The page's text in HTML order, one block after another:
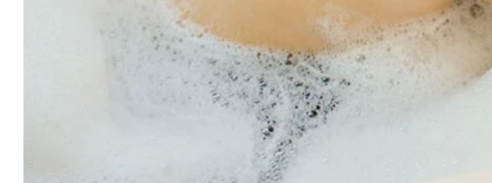
【デジタル限定】金井 球写真集『REAL LIFE』 （Ｃ）YOROKOBI／集英社
金井 球デジタル写真集『REAL LIFE』 撮影／YOROKOBI 価格／1100円（税込）